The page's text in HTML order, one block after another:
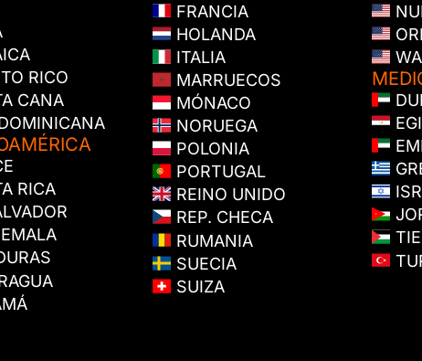
RICO
CANA
RICA
FRANCIA
HOLANDA
ITALIA
MARRUECOS
MÓNACO
NORUEGA
POLONIA
PORTUGAL
REINO UNIDO
REP. CHECA
RUMANIA
SUECIA
SUIZA